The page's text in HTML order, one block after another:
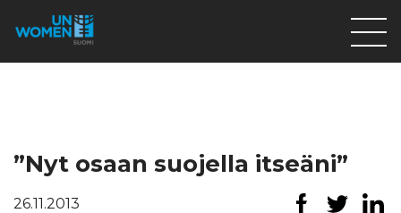
”Nyt osaan suojella itseäni”
26.11.2013